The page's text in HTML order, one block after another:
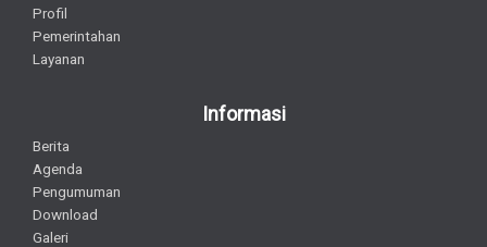
Profil
Pemerintahan
Layanan
Informasi
Berita
Agenda
Pengumuman
Download
Galeri